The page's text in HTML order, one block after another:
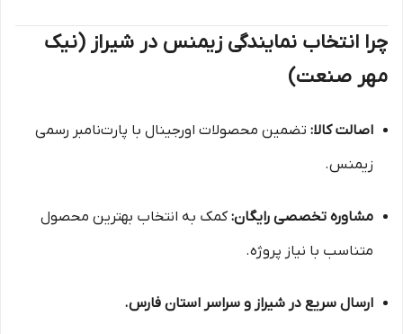
چرا انتخاب نمایندگی زیمنس در شیراز (نیک
مهر صنعت)
اصالت کالا: تضمین محصولات اورجینال با پارت‌نامبر رسمی
زیمنس.
مشاوره تخصصی رایگان:کمک به انتخاب بهترین محصول
متناسب با نیاز پروژه.
ارسال سریع در شیراز و سراسر استان فارس.